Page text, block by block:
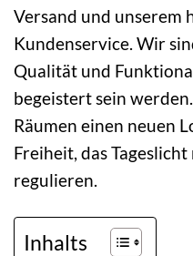
Versand und unserem
Kundenservice. Wir
Qualität und
begeistert sein
Räumen einen neuen
Freiheit, das
regulieren.
Inhalts